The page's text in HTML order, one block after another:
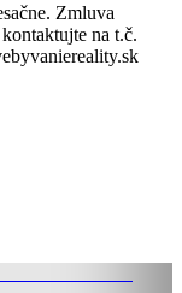
Zmluva
na t.č.